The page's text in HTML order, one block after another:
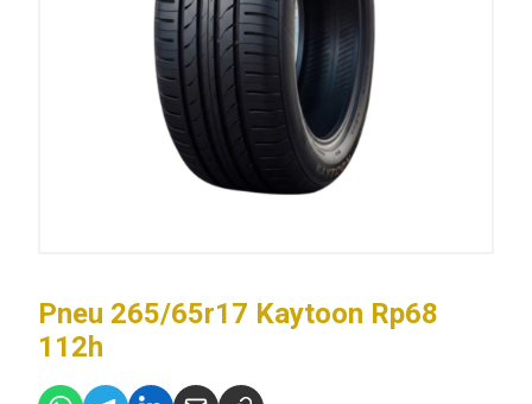
Pneu 265/65r17 Kaytoon Rp68
112h